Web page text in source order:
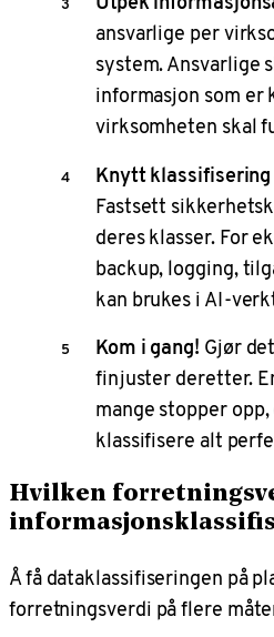
ansvarlige per
system. Ansvarlige
informasjon som
virksomheten skal
Knytt
Fastsett
deres klasser. For
backup, logging,
kan brukes i AI-
Kom i gang! Gjør
finjuster deretter.
mange stopper
klassifisere alt
Hvilken
Å få dataklassifiseringen på
forretningsverdi på flere